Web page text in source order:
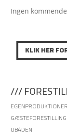
Ingen
KLIK HER
///
EGENPRODUKTIONER
UBÅDEN